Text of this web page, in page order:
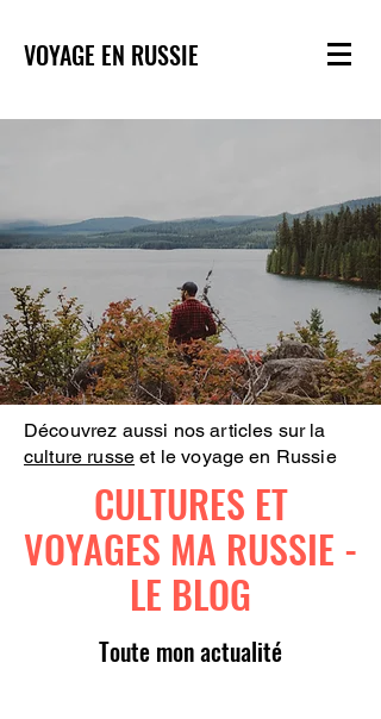
VOYAGE EN RUSSIE
Découvrez aussi nos articles sur la
culture russe et le voyage en Russie
CULTURES ET
VOYAGES MA RUSSIE -
LE BLOG
Toute mon actualité